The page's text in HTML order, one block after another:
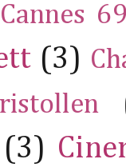
Cannes
(3)
(3)